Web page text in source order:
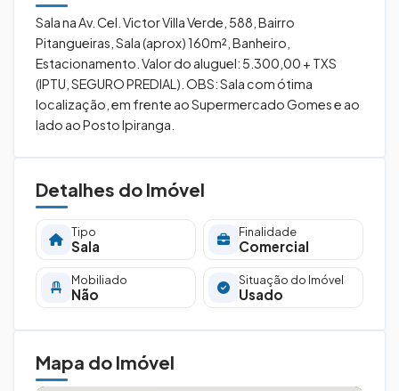
Sala na Av. Cel. Victor Villa Verde, 588, Bairro
Pitangueiras, Sala (aprox) 160m², Banheiro,
Estacionamento. Valor do aluguel: 5.300,00 + TXS
(IPTU, SEGURO PREDIAL). OBS: Sala com ótima
localização, em frente ao Supermercado Gomes e ao
lado ao Posto Ipiranga.
Detalhes do Imóvel
Tipo
Sala
Finalidade
Comercial
Mobiliado
Não
Situação do Imóvel
Usado
Mapa do Imóvel